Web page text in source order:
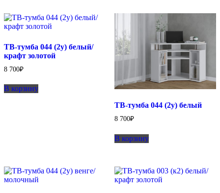
ТВ-тумба 044 (2у) белый/
крафт золотой
8 700₽
В корзину
ТВ-тумба 044 (2у) белый
8 700₽
В корзину